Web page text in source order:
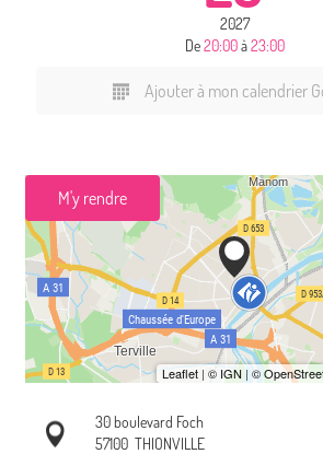
2027
De20:00à23:00
Ajouter à mon calendrier
M'y rendre
30 boulevard Foch
57100 THIONVILLE